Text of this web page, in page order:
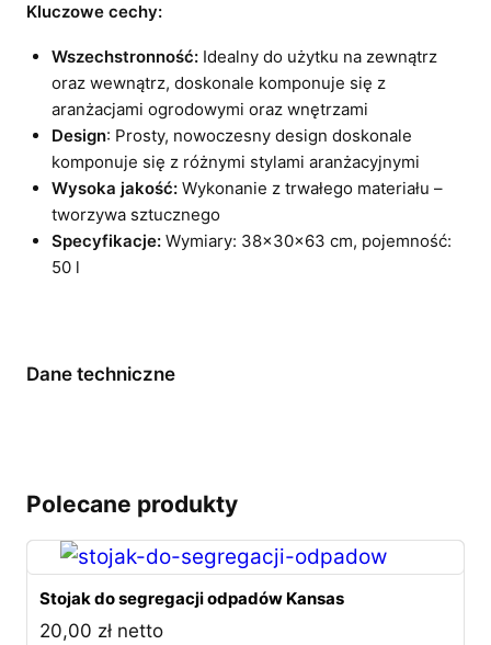
Kluczowe cechy:
Wszechstronność:Idealny do użytku na zewnątrz
oraz wewnątrz, doskonale komponuje się z
aranżacjami ogrodowymi oraz wnętrzami
Design: Prosty, nowoczesny design doskonale
komponuje się z różnymi stylami aranżacyjnymi
Wysoka jakość:Wykonanie z trwałego materiału –
tworzywa sztucznego
Specyfikacje:Wymiary: 38x30x63 cm, pojemność:
50 l
Dane techniczne
Polecane produkty
Stojak do segregacji odpadów Kansas
20,00 zł netto